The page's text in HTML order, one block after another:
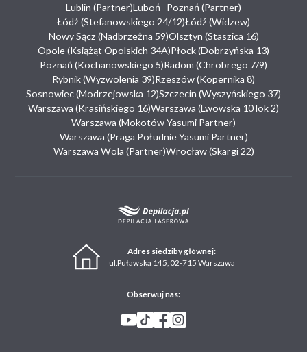
Lublin (Partner)Luboń- Poznań (Partner)
Łódź (Stefanowskiego 24/12)Łódź (Widzew)
Nowy Sącz (Nadbrzeżna 59)Olsztyn (Staszica 16)
Opole (Książąt Opolskich 34A)Płock (Dobrzyńska 13)
Poznań (Kochanowskiego 5)Radom (Chrobrego 7/9)
Rybnik (Wyzwolenia 39)Rzeszów (Kopernika 8)
Sosnowiec (Modrzejowska 12)Szczecin (Wyszyńskiego 37)
Warszawa (Krasińskiego 16)Warszawa (Lwowska 10 lok 2)
Warszawa (Mokotów Yasumi Partner)
Warszawa (Praga Południe Yasumi Partner)
Warszawa Wola (Partner)Wrocław (Skargi 22)
Adres siedziby głównej:
ul.Puławska 145, 02-715 Warszawa
Obserwuj nas: